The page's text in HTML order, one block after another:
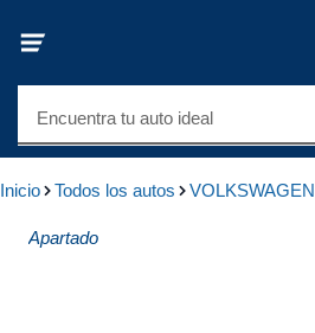
Encuentra tu auto ideal
Inicio Todos los autos VOLKSWAGEN
Apartado